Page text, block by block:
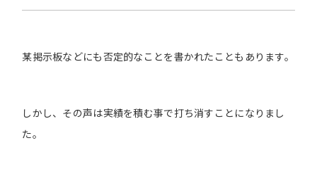
某掲示板などにも否定的なことを書かれたこともあります。
しかし、その声は実績を積む事で打ち消すことになりまし
た。